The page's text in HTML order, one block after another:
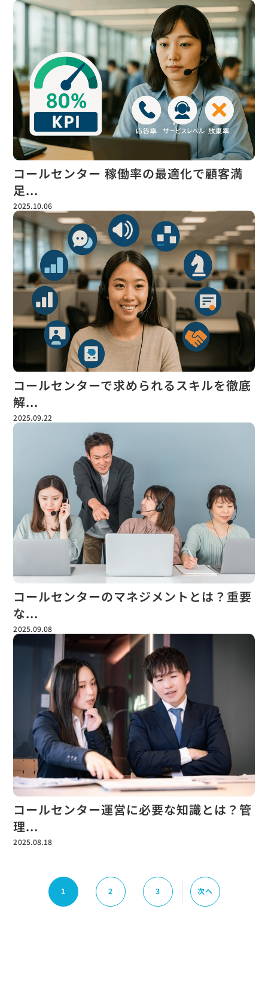
コールセンター 稼働率の最適化で顧客満
足...
2025.10.06
コールセンターで求められるスキルを徹底
解...
2025.09.22
コールセンターのマネジメントとは？重要
な...
2025.09.08
コールセンター運営に必要な知識とは？管
理...
2025.08.18
1 2 3 次へ